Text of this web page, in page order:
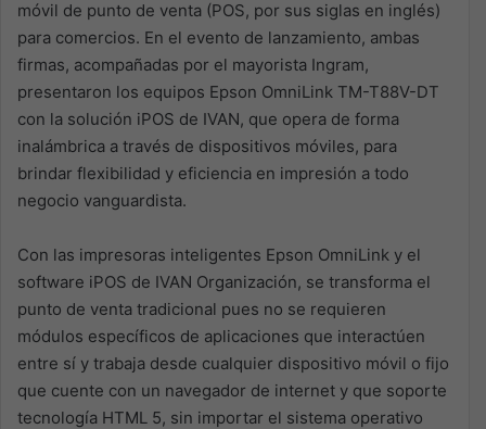
móvil de punto de venta (POS, por sus siglas en inglés)
para comercios. En el evento de lanzamiento, ambas
firmas, acompañadas por el mayorista Ingram,
presentaron los equipos Epson OmniLink TM-T88V-DT
con la solución iPOS de IVAN, que opera de forma
inalámbrica a través de dispositivos móviles, para
brindar flexibilidad y eficiencia en impresión a todo
negocio vanguardista.
Con las impresoras inteligentes Epson OmniLink y el
software iPOS de IVAN Organización, se transforma el
punto de venta tradicional pues no se requieren
módulos específicos de aplicaciones que interactúen
entre sí y trabaja desde cualquier dispositivo móvil o fijo
que cuente con un navegador de internet y que soporte
tecnología HTML 5, sin importar el sistema operativo